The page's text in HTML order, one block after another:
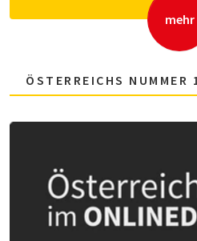
mehr
ÖSTERREICHS